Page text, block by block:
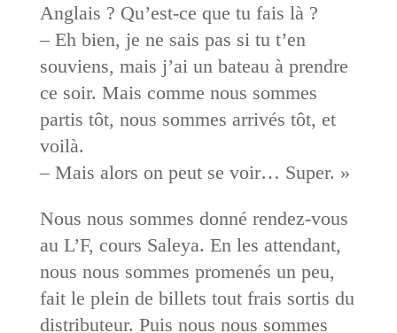
Anglais ? Qu’est-ce que tu fais là ?
– Eh bien, je ne sais pas si tu t’en
souviens, mais j’ai un bateau à prendre
ce soir. Mais comme nous sommes
partis tôt, nous sommes arrivés tôt, et
voilà.
– Mais alors on peut se voir… Super. »
Nous nous sommes donné rendez-vous
au L’F, cours Saleya. En les attendant,
nous nous sommes promenés un peu,
fait le plein de billets tout frais sortis du
distributeur. Puis nous nous sommes